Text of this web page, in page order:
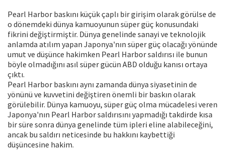
Pearl Harbor baskını küçük çaplı bir girişim olarak görülse de
o dönemdeki dünya kamuoyunun süper güç konusundaki
fikrini değiştirmiştir. Dünya genelinde sanayi ve teknolojik
anlamda atılım yapan Japonya'nın süper güç olacağı yönünde
umut ve düşünce hakimken Pearl Harbor saldırısı ile bunun
böyle olmadığını asıl süper gücün ABD olduğu kanısı ortaya
çıktı.
Pearl Harbor baskını aynı zamanda dünya siyasetinin de
yönünü ve kuvvetini değiştiren önemli bir baskın olarak
görülebilir. Dünya kamuoyu, süper güç olma mücadelesi veren
Japonya'nın Pearl Harbor saldırısını yapmadığı takdirde kısa
bir süre sonra dünya genelinde tüm ipleri eline alabileceğini,
ancak bu saldırı neticesinde bu hakkını kaybettiği
düşüncesine hakim.